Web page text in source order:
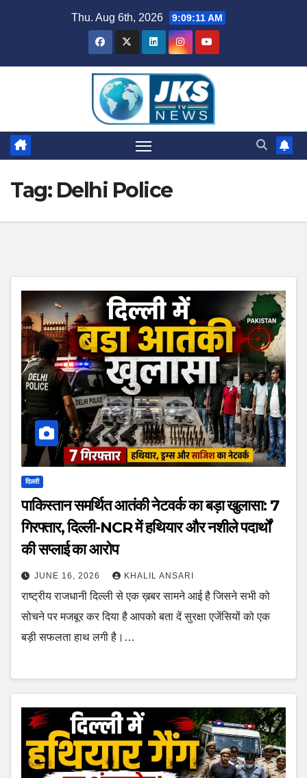
Thu. Aug 6th, 2026 9:09:12 AM
Tag: Delhi Police
दिल्ली
पाकिस्तान समर्थित आतंकी नेटवर्क का बड़ा खुलासा: 7
गिरफ्तार, दिल्ली-NCR में हथियार और नशीले पदार्थों
की सप्लाई का आरोप
JUNE 16, 2026 KHALIL ANSARI
राष्ट्रीय राजधानी दिल्ली से एक ख़बर सामने आई है जिसने सभी को
सोचने पर मजबूर कर दिया है आपको बता दें सुरक्षा एजेंसियों को एक
बड़ी सफलता हाथ लगी है।…